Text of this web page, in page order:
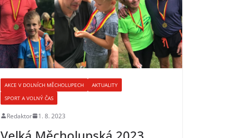
AKCE V DOLNÍCH MĚCHOLUPECH
AKTUALITY
SPORT A VOLNÝ ČAS
Redaktor 1. 8. 2023